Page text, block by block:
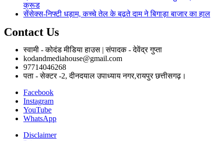
क्रूड
सेंसेक्स-निफ्टी धड़ाम, कच्चे तेल के बढ़ते दाम ने बिगाड़ा बाजार का हाल
Contact Us
स्वामी - कोदंड मीडिया हाउस | संपादक - देवेंद्र गुप्ता
kodandmediahouse@gmail.com
97714046268
पता - सेक्टर -2, दीनदयाल उपाध्याय नगर,रायपुर छत्तीसगढ़।
Facebook
Instagram
YouTube
WhatsApp
Disclaimer